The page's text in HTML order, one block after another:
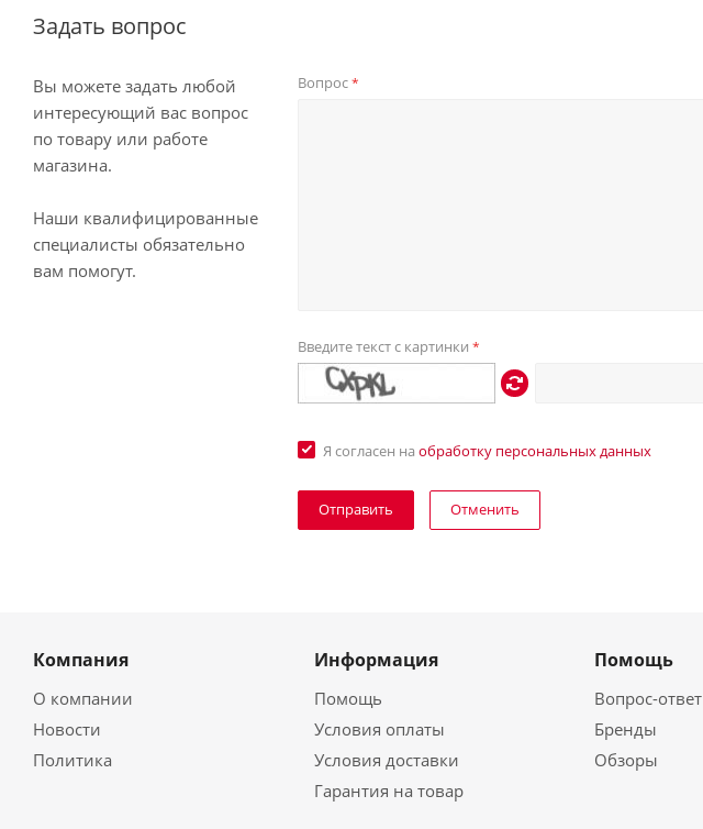
Задать вопрос
Вы можете задать любой
интересующий вас вопрос
по товару или работе
магазина.
Наши квалифицированные
специалисты обязательно
вам помогут.
Вопрос*
Введите текст с картинки*
Я согласен наобработку персональных данных
Отменить
Компания
О компании
Новости
Политика
Информация
Помощь
Условия оплаты
Условия доставки
Гарантия на товар
Помощь
Вопрос-ответ
Бренды
Обзоры